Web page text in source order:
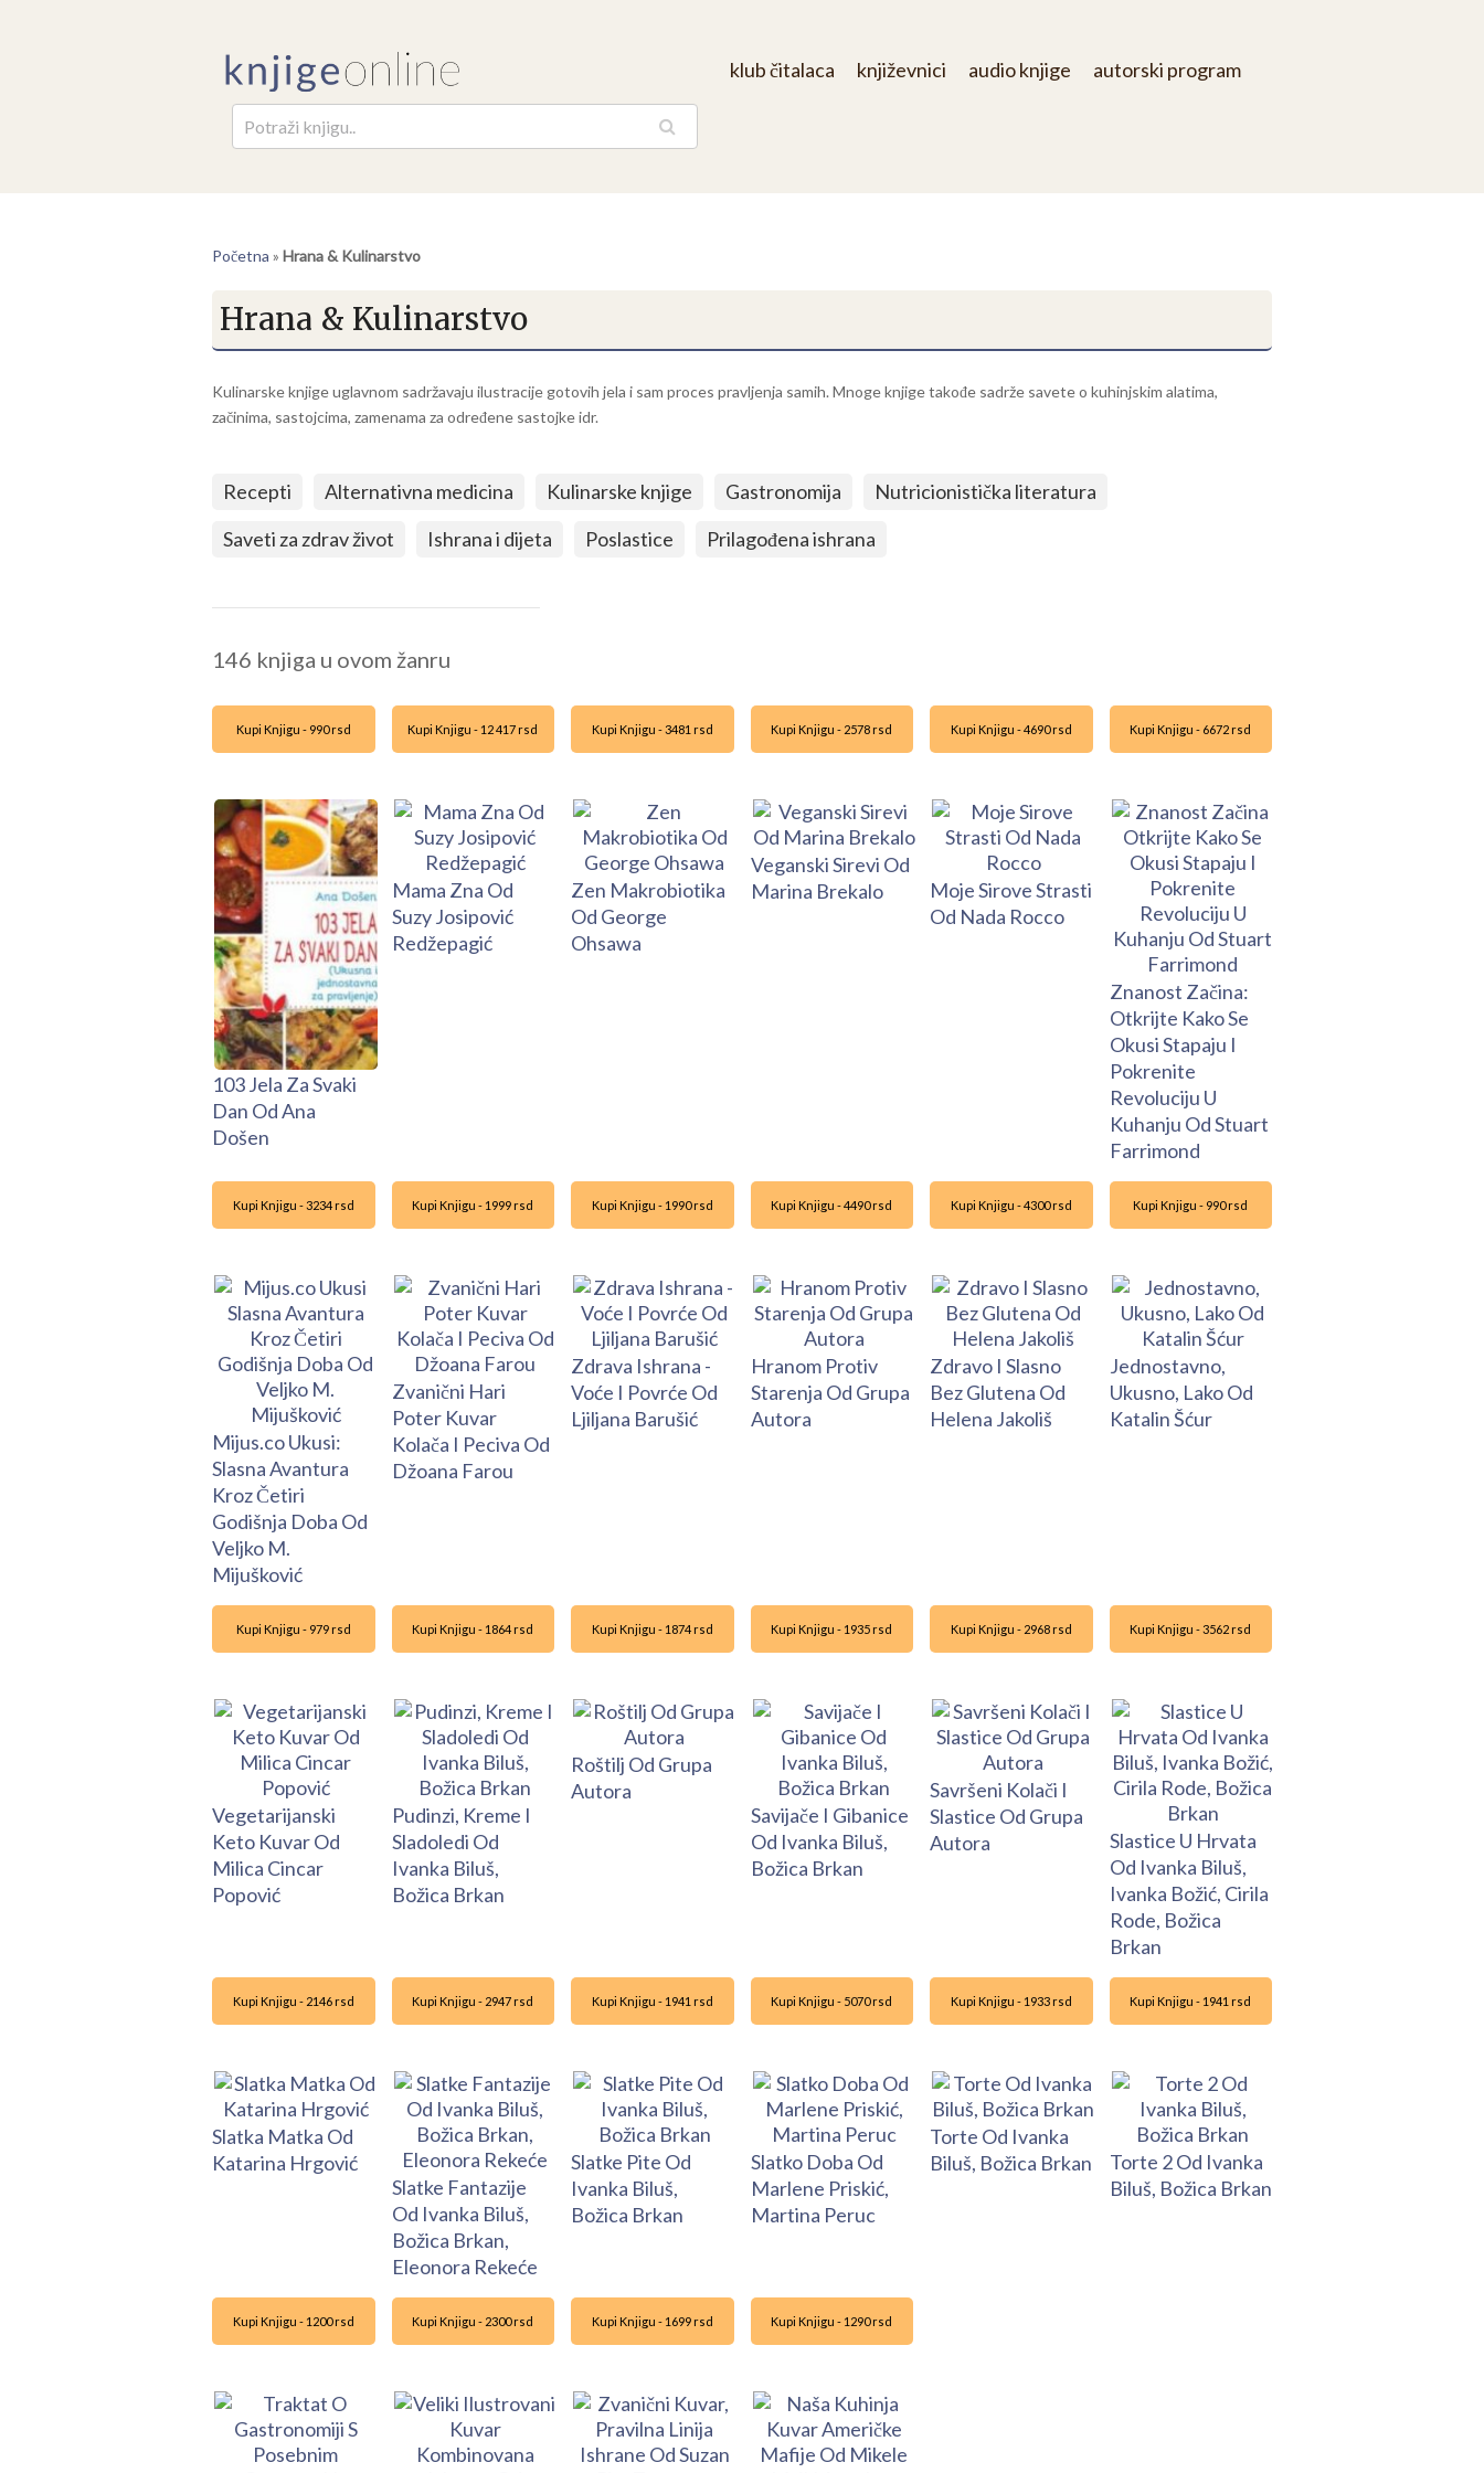
klub čitalaca književnici audio knjige autorski program
Početna » Hrana & Kulinarstvo
Hrana & Kulinarstvo
Kulinarske knjige uglavnom sadržavaju ilustracije gotovih jela i sam proces pravljenja samih. Mnoge knjige takođe sadrže savete o kuhinjskim alatima,
začinima, sastojcima, zamenama za određene sastojke idr.
Recepti Alternativna medicina Kulinarske knjige Gastronomija
Nutricionistička literatura
Saveti za zdrav život
Ishrana i dijeta Poslastice Prilagođena ishrana
146 knjiga u ovom žanru
Kupi Knjigu - 990 rsd
103 Jela Za Svaki
Dan Od Ana
Došen
Kupi Knjigu - 12 417 rsd
Mama Zna Od
Suzy Josipović
Redžepagić
Kupi Knjigu - 3481 rsd
Zen Makrobiotika
Od George
Ohsawa
Kupi Knjigu - 2578 rsd
Veganski Sirevi Od
Marina Brekalo
Kupi Knjigu - 4690 rsd
Moje Sirove Strasti
Od Nada Rocco
Kupi Knjigu - 6672 rsd
Znanost Začina:
Otkrijte Kako Se
Okusi Stapaju I
Pokrenite
Revoluciju U
Kuhanju Od Stuart
Farrimond
Kupi Knjigu - 3234 rsd
Mijus.co Ukusi:
Slasna Avantura
Kroz Četiri
Godišnja Doba Od
Veljko M.
Mijušković
Kupi Knjigu - 1999 rsd
Zvanični Hari
Poter Kuvar
Kolača I Peciva Od
Džoana Farou
Kupi Knjigu - 1990 rsd
Zdrava Ishrana -
Voće I Povrće Od
Ljiljana Barušić
Kupi Knjigu - 4490 rsd
Hranom Protiv
Starenja Od Grupa
Autora
Kupi Knjigu - 4300 rsd
Zdravo I Slasno
Bez Glutena Od
Helena Jakoliš
Kupi Knjigu - 990 rsd
Jednostavno,
Ukusno, Lako Od
Katalin Šćur
Kupi Knjigu - 979 rsd
Vegetarijanski
Keto Kuvar Od
Milica Cincar
Popović
Kupi Knjigu - 1864 rsd
Pudinzi, Kreme I
Sladoledi Od
Ivanka Biluš,
Božica Brkan
Kupi Knjigu - 1874 rsd
Roštilj Od Grupa
Autora
Kupi Knjigu - 1935 rsd
Savijače I Gibanice
Od Ivanka Biluš,
Božica Brkan
Kupi Knjigu - 2968 rsd
Savršeni Kolači I
Slastice Od Grupa
Autora
Kupi Knjigu - 3562 rsd
Slastice U Hrvata
Od Ivanka Biluš,
Ivanka Božić, Cirila
Rode, Božica
Brkan
Kupi Knjigu - 2146 rsd
Slatka Matka Od
Katarina Hrgović
Kupi Knjigu - 2947 rsd
Slatke Fantazije
Od Ivanka Biluš,
Božica Brkan,
Eleonora Rekeće
Kupi Knjigu - 1941 rsd
Slatke Pite Od
Ivanka Biluš,
Božica Brkan
Kupi Knjigu - 5070 rsd
Slatko Doba Od
Marlene Priskić,
Martina Peruc
Kupi Knjigu - 1933 rsd
Torte Od Ivanka
Biluš, Božica Brkan
Kupi Knjigu - 1941 rsd
Torte 2 Od Ivanka
Biluš, Božica Brkan
Kupi Knjigu - 1200 rsd Kupi Knjigu - 2300 rsd Kupi Knjigu - 1699 rsd Kupi Knjigu - 1290 rsd